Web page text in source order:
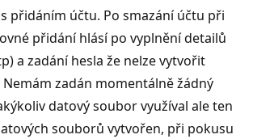
přidáním účtu. Po smazání účtu při
přidání hlásí po vyplnění detailů
a zadání hesla že nelze vytvořit
zadán momentálně žádný
datový soubor využíval ale ten
souborů vytvořen, při pokusu